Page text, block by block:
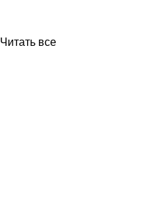
Читать все